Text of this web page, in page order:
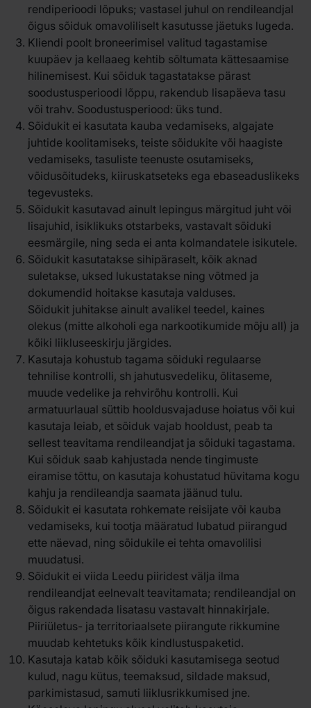
rendiperioodi lõpuks; vastasel juhul on rendileandjal
õigus sõiduk omavoliliselt kasutusse jäetuks lugeda.
Kliendi poolt broneerimisel valitud tagastamise
kuupäev ja kellaaeg kehtib sõltumata kättesaamise
hilinemisest. Kui sõiduk tagastatakse pärast
soodustusperioodi lõppu, rakendub lisapäeva tasu
või trahv. Soodustusperiood: üks tund.
Sõidukit ei kasutata kauba vedamiseks, algajate
juhtide koolitamiseks, teiste sõidukite või haagiste
vedamiseks, tasuliste teenuste osutamiseks,
võidusõitudeks, kiiruskatseteks ega ebaseaduslikeks
tegevusteks.
Sõidukit kasutavad ainult lepingus märgitud juht või
lisajuhid, isiklikuks otstarbeks, vastavalt sõiduki
eesmärgile, ning seda ei anta kolmandatele isikutele.
Sõidukit kasutatakse sihipäraselt, kõik aknad
suletakse, uksed lukustatakse ning võtmed ja
dokumendid hoitakse kasutaja valduses.
Sõidukit juhitakse ainult avalikel teedel, kaines
olekus (mitte alkoholi ega narkootikumide mõju all) ja
kõiki liikluseeskirju järgides.
Kasutaja kohustub tagama sõiduki regulaarse
tehnilise kontrolli, sh jahutusvedeliku, õlitaseme,
muude vedelike ja rehvirõhu kontrolli. Kui
armatuurlaual süttib hooldusvajaduse hoiatus või kui
kasutaja leiab, et sõiduk vajab hooldust, peab ta
sellest teavitama rendileandjat ja sõiduki tagastama.
Kui sõiduk saab kahjustada nende tingimuste
eiramise tõttu, on kasutaja kohustatud hüvitama kogu
kahju ja rendileandja saamata jäänud tulu.
Sõidukit ei kasutata rohkemate reisijate või kauba
vedamiseks, kui tootja määratud lubatud piirangud
ette näevad, ning sõidukile ei tehta omavolilisi
muudatusi.
Sõidukit ei viida Leedu piiridest välja ilma
rendileandjat eelnevalt teavitamata; rendileandjal on
õigus rakendada lisatasu vastavalt hinnakirjale.
Piiriületus- ja territoriaalsete piirangute rikkumine
muudab kehtetuks kõik kindlustuspaketid.
Kasutaja katab kõik sõiduki kasutamisega seotud
kulud, nagu kütus, teemaksud, sildade maksud,
parkimistasud, samuti liiklusrikkumised jne.